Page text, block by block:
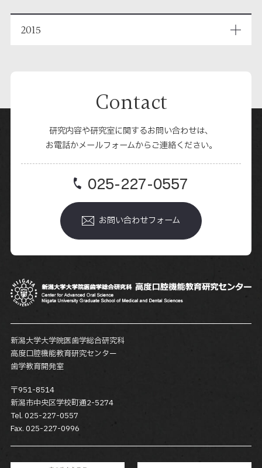
2015
Contact
研究内容や研究室に関するお問い合わせは、
お電話かメールフォームからご連絡ください。
025-227-0557
お問い合わせフォーム
新潟大学大学院医歯学総合研究科
高度口腔機能教育研究センター
歯学教育開発室
〒951-8514
新潟市中央区学校町通2-5274
Tel. 025-227-0557
Fax. 025-227-0996